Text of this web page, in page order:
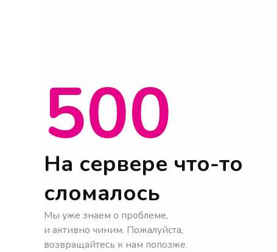
500
На сервере что-то
сломалось
Мы уже знаем о проблеме,
и активно чиним. Пожалуйста,
возвращайтесь к нам попозже.